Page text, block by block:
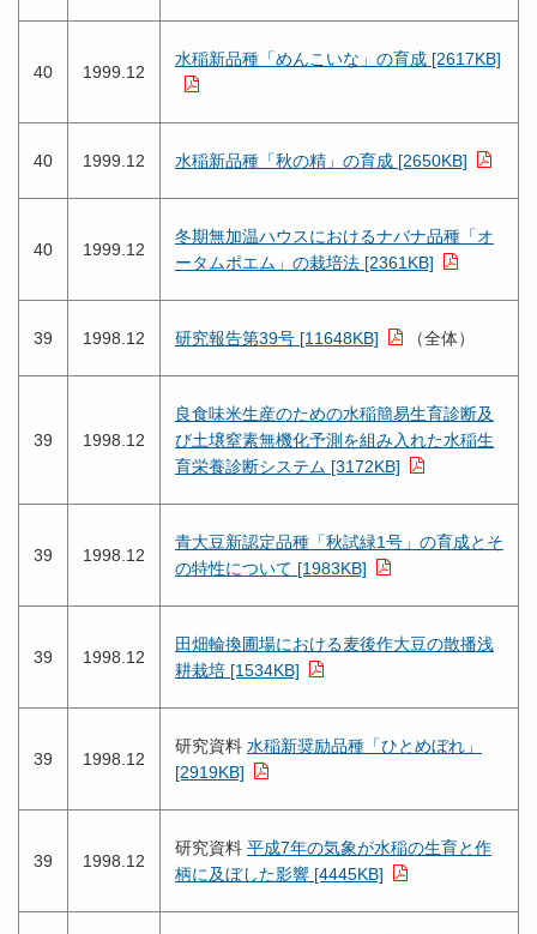
40 1999.12
水稲新品種「めんこいな」の育成 [2617KB]
40 1999.12 水稲新品種「秋の精」の育成 [2650KB]
40 1999.12
冬期無加温ハウスにおけるナバナ品種「オ
ータムポエム」の栽培法 [2361KB]
39 1998.12 研究報告第39号 [11648KB] （全体）
39 1998.12
良食味米生産のための水稲簡易生育診断及
び土壌窒素無機化予測を組み入れた水稲生
育栄養診断システム [3172KB]
39 1998.12
青大豆新認定品種「秋試緑1号」の育成とそ
の特性について [1983KB]
39 1998.12
田畑輪換圃場における麦後作大豆の散播浅
耕栽培 [1534KB]
39 1998.12
研究資料 水稲新奨励品種「ひとめぼれ」
[2919KB]
39 1998.12
研究資料 平成7年の気象が水稲の生育と作
柄に及ぼした影響 [4445KB]